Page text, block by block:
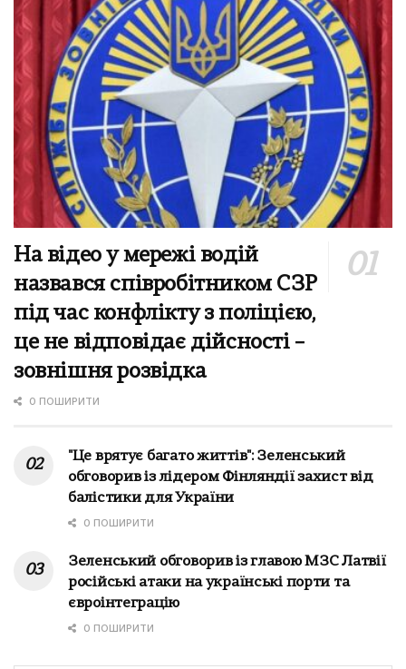
На відео у мережі водій
назвався співробітником СЗР
під час конфлікту з поліцією,
це не відповідає дійсності –
зовнішня розвідка
0 ПОШИРИТИ
"Це врятує багато життів": Зеленський
обговорив із лідером Фінляндії захист від
балістики для України
0 ПОШИРИТИ
Зеленський обговорив із главою МЗС Латвії
російські атаки на українські порти та
євроінтеграцію
0 ПОШИРИТИ